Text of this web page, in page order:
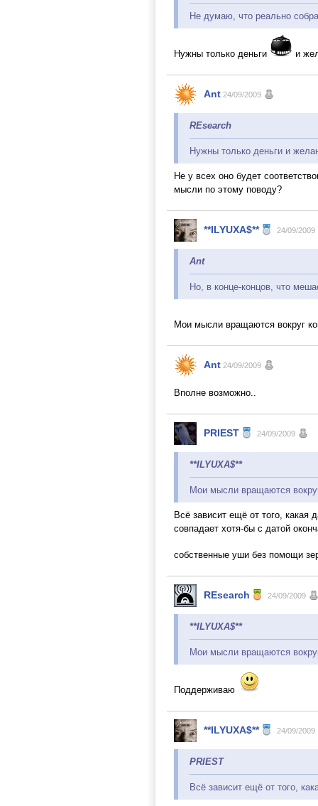
Не думаю, что реально
Нужны только деньги и
Ant 24/09/2009
REsearch
Нужны только деньги и
Не у всех оно будет
мысли по этому поводу?
**ILYUXA$** 24/09/2009
Ant
Но, в конце-концов, что
Мои мысли вращаются вокруг
Ant 24/09/2009
Вполне возможно..
PRIEST 24/09/2009
**ILYUXA$**
Мои мысли вращаются
Всё зависит ещё от того, какая
совпадает хотя-бы с датой
собственные уши без помощи
REsearch 24/09/2009
**ILYUXA$**
Мои мысли вращаются
Поддерживаю
**ILYUXA$** 24/09/2009
PRIEST
Всё зависит ещё от того,